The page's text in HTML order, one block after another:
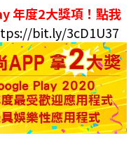
年度2大獎項！ 點我
bit.ly/3cD1U37